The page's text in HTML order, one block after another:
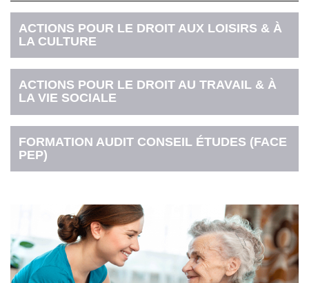
ACTIONS POUR LE DROIT AUX LOISIRS & À
LA CULTURE
ACTIONS POUR LE DROIT AU TRAVAIL & À
LA VIE SOCIALE
FORMATION AUDIT CONSEIL ÉTUDES (FACE
PEP)